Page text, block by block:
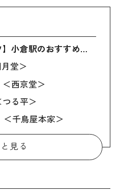
【お菓子・スイーツ】小倉駅のおすすめ定番人気お土産
堂＞
西京堂＞
る平＞
千鳥屋本家＞
【お菓子・スイーツ以外】小倉駅のおすすめ定番人気お土産
たい ＜かば田＞
し ＜味の兵四郎＞
見る